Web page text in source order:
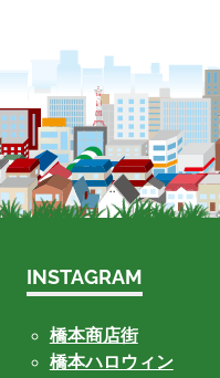
INSTAGRAM
橋本商店街
橋本ハロウィン